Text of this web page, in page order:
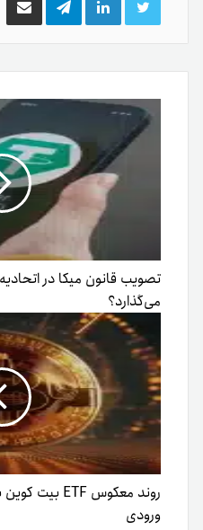
توییتر لینکدینتلگرام
گذاری
تصویب قانون میکا در اتحادیه
می‌گذارد؟
ورودی